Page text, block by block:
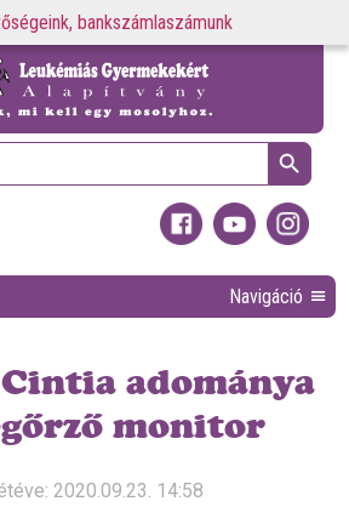
bankszámlaszámunk
Search Button
Navigáció
adománya
monitor
2020.09.23. 14:58